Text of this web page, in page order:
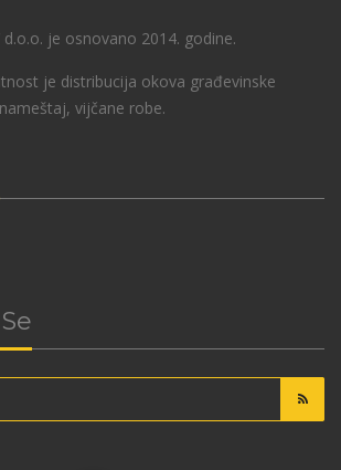
d.o.o. je osnovano 2014. godine.
je distribucija okova građevinske
vijčane robe.